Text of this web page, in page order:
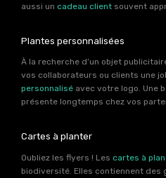
aussi un cadeau client souvent
Plantes personnalisées
À la recherche d’un objet
vos collaborateurs ou clients une
personnalisé avec votre logo. Une
présente longtemps chez vos
Cartes à planter
Oubliez les flyers ! Les cartes à
biodiversité. Elles contiennent des